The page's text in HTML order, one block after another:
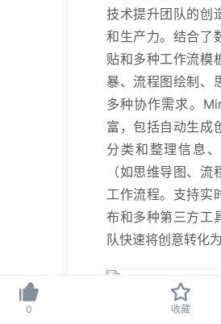
0 收藏
技术提升团队的创
和生产力。结合了
贴和多种工作流模
暴、流程图绘制、
多种协作需求。
富，包括自动生成
分类和整理信息
（如思维导图、
工作流程。支持实
布和多种第三方工
队快速将创意转化